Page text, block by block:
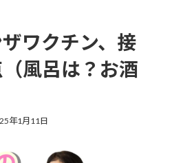
ワクチン、接
風呂は？お酒
年1月11日